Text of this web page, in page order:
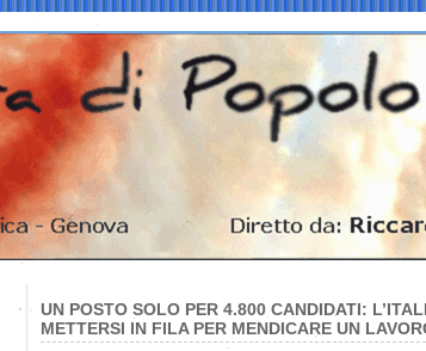
UN POSTO SOLO PER 4.800 CANDIDATI:
METTERSI IN FILA PER MENDICARE UN